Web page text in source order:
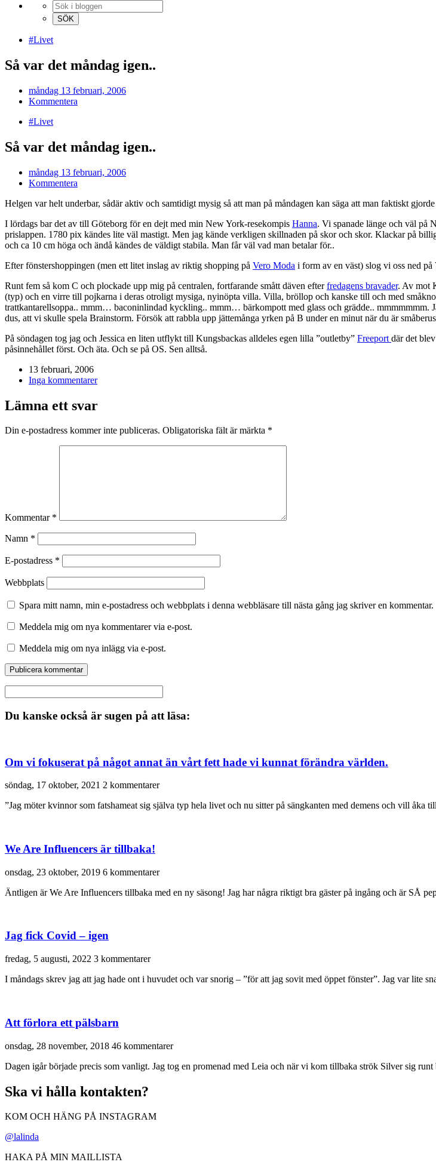
#Livet
Så var det måndag igen..
måndag 13 februari, 2006
Kommentera
#Livet
Så var det måndag igen..
måndag 13 februari, 2006
Kommentera
Helgen var helt underbar, sådär aktiv och samtidigt mysig så att man på måndagen kan säga att man faktiskt
I lördags bar det av till Göteborg för en dejt med min New York-resekompis Hanna. Vi spanade länge och väl på
prislappen. 1780 pix kändes lite väl mastigt. Men jag kände verkligen skillnaden på skor och skor. Klackar på
och ca 10 cm höga och ändå kändes de väldigt stabila. Man får väl vad man betalar för..
Efter fönstershoppingen (men ett litet inslag av riktig shopping på Vero Moda i form av en väst) slog vi oss ned
Runt fem så kom C och plockade upp mig på centralen, fortfarande smått däven efterfredagens bravader. Av mot
(typ) och en virre till pojkarna i deras otroligt mysiga, nyinöpta villa. Villa, bröllop och kanske till och med
trattkantarellsoppa.. mmm… baconinlindad kyckling.. mmm… bärkompott med glass och grädde.. mmmmmmm.
dus, att vi skulle spela Brainstorm. Försök att rabbla upp jättemånga yrken på B under en minut när du är
På söndagen tog jag och Jessica en liten utflykt till Kungsbackas alldeles egen lilla ”outletby” Freeport där det
påsinnehållet först. Och äta. Och se på OS. Sen alltså.
13 februari, 2006
Inga kommentarer
Lämna ett svar
Din e-postadress kommer inte publiceras. Obligatoriska fält är märkta *
Kommentar *
Namn *
E-postadress *
Webbplats
Spara mitt namn, min e-postadress och webbplats i denna webbläsare till nästa gång jag skriver en kommentar.
Meddela mig om nya kommentarer via e-post.
Meddela mig om nya inlägg via e-post.
Du kanske också är sugen på att läsa:
Om vi fokuserat på något annat än vårt fett hade vi kunnat förändra världen.
söndag, 17 oktober, 2021 2 kommentarer
”Jag möter kvinnor som fatshameat sig själva typ hela livet och nu sitter på sängkanten med demens och vill åka
We Are Influencers är tillbaka!
onsdag, 23 oktober, 2019 6 kommentarer
Äntligen är We Are Influencers tillbaka med en ny säsong! Jag har några riktigt bra gäster på ingång och är SÅ
Jag fick Covid – igen
fredag, 5 augusti, 2022 3 kommentarer
I måndags skrev jag att jag hade ont i huvudet och var snorig – ”för att jag sovit med öppet fönster”. Jag var lite
Att förlora ett pälsbarn
onsdag, 28 november, 2018 46 kommentarer
Dagen igår började precis som vanligt. Jag tog en promenad med Leia och när vi kom tillbaka strök Silver sig runt
Ska vi hålla kontakten?
KOM OCH HÄNG PÅ INSTAGRAM
@lalinda
HAKA PÅ MIN MAILLISTA